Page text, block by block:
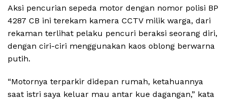
Aksi pencurian sepeda motor dengan nomor polisi BP
4287 CB ini terekam kamera CCTV milik warga, dari
rekaman terlihat pelaku pencuri beraksi seorang diri,
dengan ciri-ciri menggunakan kaos oblong berwarna
putih.
“Motornya terparkir didepan rumah, ketahuannya
saat istri saya keluar mau antar kue dagangan,” kata